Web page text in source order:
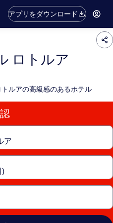
アプリをダウンロード
ロトルア
ルアの高級感のあるホテル